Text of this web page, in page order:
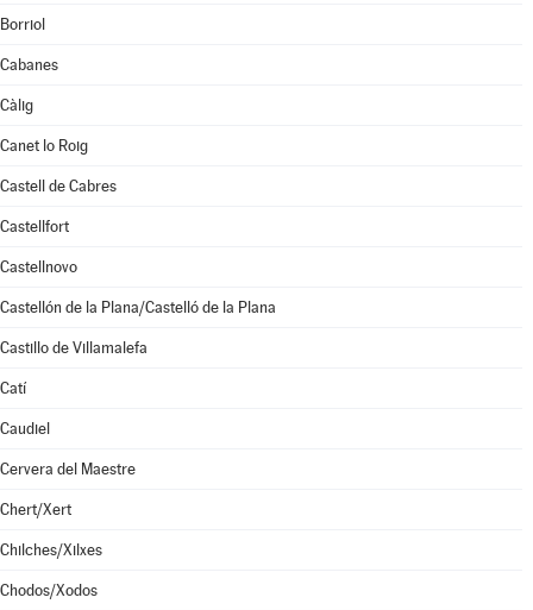
Borriol
Cabanes
Càlig
Canet lo Roig
Castell de Cabres
Castellfort
Castellnovo
Castellón de la Plana/Castelló de la Plana
Castillo de Villamalefa
Catí
Caudiel
Cervera del Maestre
Chert/Xert
Chilches/Xilxes
Chodos/Xodos